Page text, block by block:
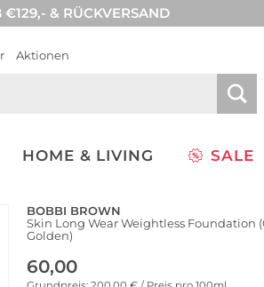
€129,- & RÜCKVERSAND
Aktionen
HOME & LIVING SALE
BOBBI BROWN
Skin Long Wear Weightless Foundation
Golden)
60,00